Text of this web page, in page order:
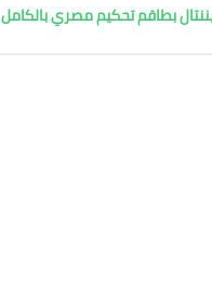
بطاقم تحكيم مصري بالكامل